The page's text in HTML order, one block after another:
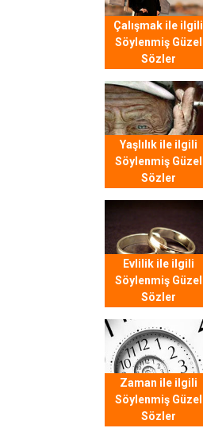
Çalışmak ile ilgili
Söylenmiş Güzel
Sözler
Yaşlılık ile ilgili
Söylenmiş Güzel
Sözler
Evlilik ile ilgili
Söylenmiş Güzel
Sözler
Zaman ile ilgili
Söylenmiş Güzel
Sözler